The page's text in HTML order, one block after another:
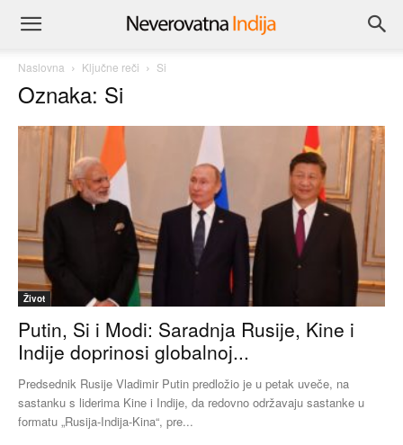
Naslovna Ključne reči Si
Oznaka: Si
Život
Putin, Si i Modi: Saradnja Rusije, Kine i
Indije doprinosi globalnoj...
Predsednik Rusije Vladimir Putin predložio je u petak uveče, na
sastanku s liderima Kine i Indije, da redovno održavaju sastanke u
formatu „Rusija-Indija-Kina“, pre...